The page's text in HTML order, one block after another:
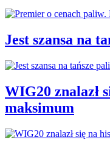
Jest szansa na
WIG20 znalazł
maksimum